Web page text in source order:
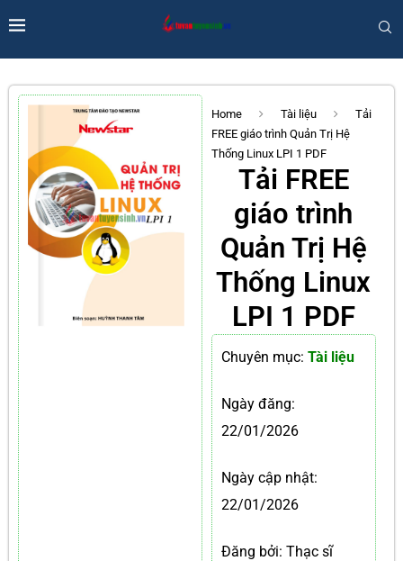
Home Tài liệu
Tải
FREE giáo trình Quản Trị Hệ
Thống Linux LPI 1 PDF
Tải FREE
giáo trình
Quản Trị Hệ
Thống Linux
LPI 1 PDF
Chuyên mục: Tài liệu
Ngày đăng:
22/01/2026
Ngày cập nhật:
22/01/2026
Đăng bởi: Thạc sĩ